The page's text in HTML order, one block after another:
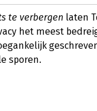
te verbergen laten
het meest
sporen.